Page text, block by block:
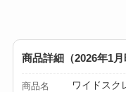
商品詳細（2026年1月
商品名 ワイドスク